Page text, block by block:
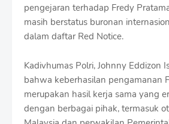
pengejaran terhadap Fredy
masih berstatus buronan
dalam daftar Red Notice.
Kadivhumas Polri, Johnny Eddizon
bahwa keberhasilan pengamanan
merupakan hasil kerja sama yang
dengan berbagai pihak, termasuk